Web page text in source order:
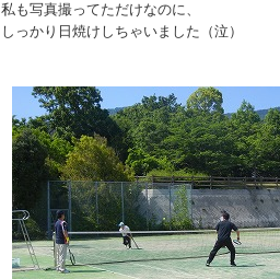
私も写真撮ってただけなのに、
しっかり日焼けしちゃいました（泣）